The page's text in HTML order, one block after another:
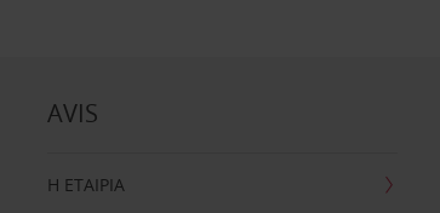
AVIS
Η ΕΤΑΙΡΙΑ